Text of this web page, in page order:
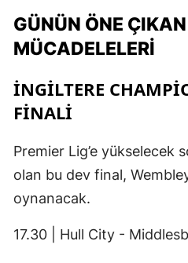
GÜNÜN ÖNE
MÜCADELELERI
İNGILTERE
FINALI
Premier Lig’e yükselecek
olan bu dev final,
oynanacak.
17.30 | Hull City -